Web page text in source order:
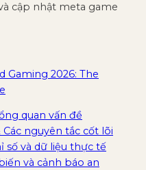
cập nhật meta game
Gaming 2026: The
quan vấn đề
nguyên tắc cốt lõi
số và dữ liệu thực tế
và cảnh báo an